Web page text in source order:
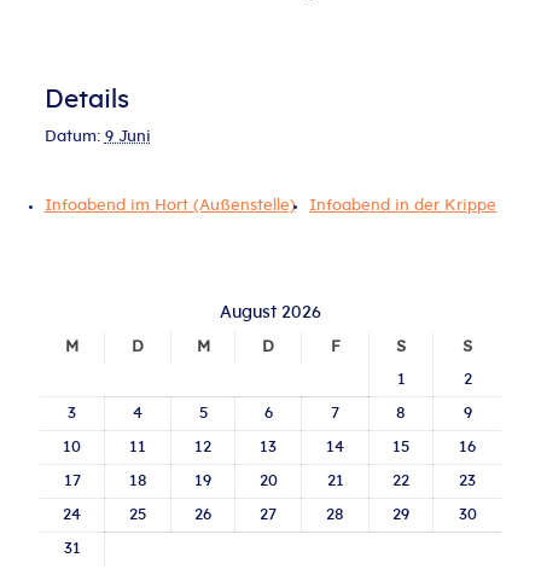
Details
Datum: 9 Juni
Infoabend im Hort (Außenstelle) Infoabend in der Krippe
August 2026
M D M D F S S
1 2
3 4 5 6 7 8 9
10 11 12 13 14 15 16
17 18 19 20 21 22 23
24 25 26 27 28 29 30
31